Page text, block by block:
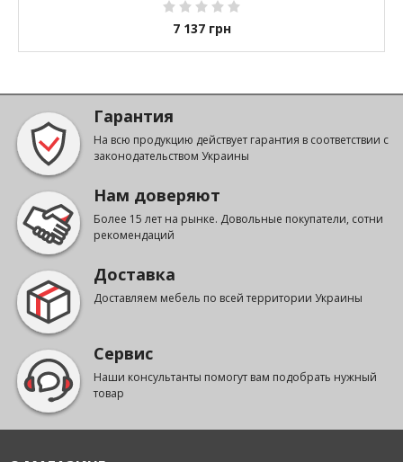
7 137 грн
Гарантия
На всю продукцию действует гарантия в соответствии с
законодательством Украины
Нам доверяют
Более 15 лет на рынке. Довольные покупатели, сотни
рекомендаций
Доставка
Доставляем мебель по всей территории Украины
Сервис
Наши консультанты помогут вам подобрать нужный
товар